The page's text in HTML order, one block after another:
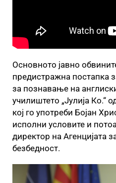
Основното јавно
предистражна постапка
за познавање на
училиштето „Јулија Ко.“
кој го употреби Бојан
исполни условите и
директор на Агенцијата
безбедност.